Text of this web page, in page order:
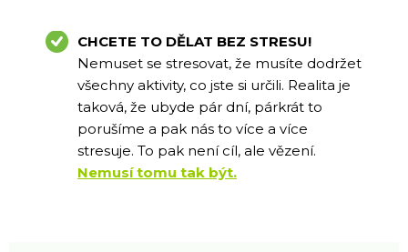
CHCETE TO DĚLAT BEZ STRESU!
Nemuset se stresovat, že musíte dodržet
všechny aktivity, co jste si určili. Realita je
taková, že ubyde pár dní, párkrát to
porušíme a pak nás to více a více
stresuje. To pak není cíl, ale vězení.
Nemusí tomu tak být.